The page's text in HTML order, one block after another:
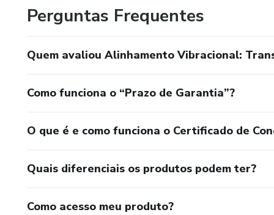
• Vida financeira — alinhamento da energia da
de abundância;
• Propósito e caminhos de destino — clareza,
Meu trabalho não é apenas espiritual — é uma
qualidade da sua energia, para que sua vida responda
Se você busca transformação, cura, reconexão,
Perguntas Frequentes
Quem avaliou Alinhamento Vibracional:
Como funciona o “Prazo de Garantia”?
O que é e como funciona o Certificado de
Quais diferenciais os produtos podem ter?
Como acesso meu produto?